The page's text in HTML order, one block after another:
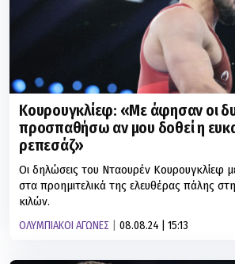
Κουρουγκλίεφ: «Με άφησαν οι
προσπαθήσω αν μου δοθεί η
ρεπεσάζ»
Οι δηλώσεις του Νταουρέν Κουρουγκλίεφ
στα προημιτελικά της ελευθέρας πάλης
κιλών.
ΟΛΥΜΠΙΑΚΟΙ ΑΓΩΝΕΣ 08.08.24 | 15:13